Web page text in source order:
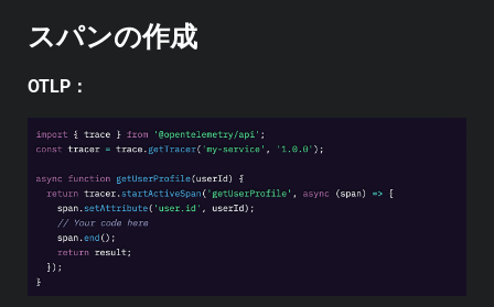
スパンの作成
OTLP：